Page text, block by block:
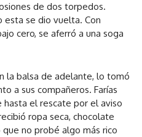
de dos torpedos.
esta se dio vuelta. Con
cero, se aferró a una soga
la balsa de adelante, lo tomó
a sus compañeros. Farías
hasta el rescate por el aviso
ropa seca, chocolate
que no probé algo más rico